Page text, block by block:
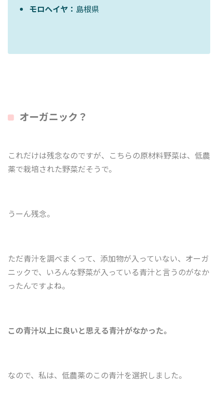
モロヘイヤ： 島根県
オーガニック？
これだけは残念なのですが、こちらの原材料野菜は、低農
薬で栽培された野菜だそうで。
うーん残念。
ただ青汁を調べまくって、添加物が入っていない、オーガ
ニックで、いろんな野菜が入っている青汁と言うのがなか
ったんですよね。
この青汁以上に良いと思える青汁がなかった。
なので、私は、低農薬のこの青汁を選択しました。